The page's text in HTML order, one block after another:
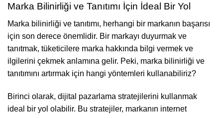
Marka Bilinirliği ve Tanıtımı İçin İdeal Bir Yol
Marka bilinirliği ve tanıtımı, herhangi bir markanın başarısı
için son derece önemlidir. Bir markayı duyurmak ve
tanıtmak, tüketicilere marka hakkında bilgi vermek ve
ilgilerini çekmek anlamına gelir. Peki, marka bilinirliği ve
tanıtımını artırmak için hangi yöntemleri kullanabiliriz?
Birinci olarak, dijital pazarlama stratejilerini kullanmak
ideal bir yol olabilir. Bu stratejiler, markanın internet